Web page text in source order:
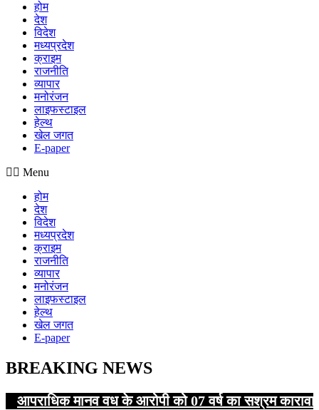
होम
देश
विदेश
मध्यप्रदेश
क्राइम
राजनीति
व्यापार
मनोरंजन
लाइफस्टाइल
हेल्थ
खेल जगत
E-paper
Menu
होम
देश
विदेश
मध्यप्रदेश
क्राइम
राजनीति
व्यापार
मनोरंजन
लाइफस्टाइल
हेल्थ
खेल जगत
E-paper
BREAKING NEWS
आपराधिक मानव वध के आरोपी को 07 वर्ष का सश्रम